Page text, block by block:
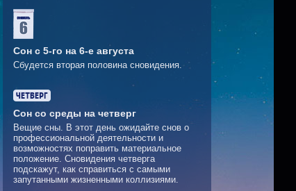
Сон с 5-го на 6-е августа
Сбудется вторая половина сновидения.
Сон со среды на четверг
Вещие сны. В этот день ожидайте снов о
профессиональной деятельности и
возможностях поправить материальное
положение. Сновидения четверга
подскажут, как справиться с самыми
запутанными жизненными коллизиями.